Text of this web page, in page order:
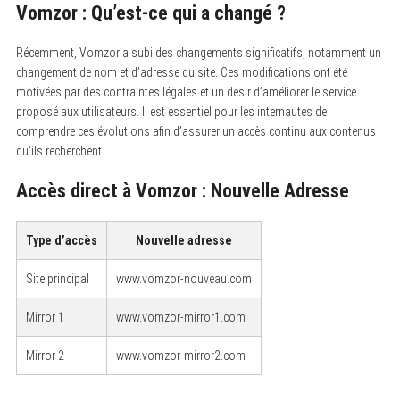
Vomzor : Qu’est-ce qui a changé ?
Récemment, Vomzor a subi des changements significatifs, notamment un
changement de nom et d’adresse du site. Ces modifications ont été
motivées par des contraintes légales et un désir d’améliorer le service
proposé aux utilisateurs. Il est essentiel pour les internautes de
comprendre ces évolutions afin d’assurer un accès continu aux contenus
qu’ils recherchent.
Accès direct à Vomzor : Nouvelle Adresse
Type d’accès Nouvelle adresse
Site principal www.vomzor-nouveau.com
Mirror 1 www.vomzor-mirror1.com
Mirror 2 www.vomzor-mirror2.com